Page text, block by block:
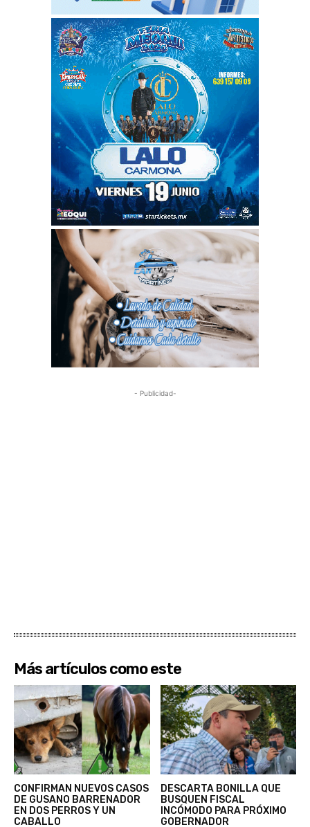
- Publicidad-
Más artículos como este
CONFIRMAN NUEVOS CASOS
DE GUSANO BARRENADOR
EN DOS PERROS Y UN
CABALLO
DESCARTA BONILLA QUE
BUSQUEN FISCAL
INCÓMODO PARA PRÓXIMO
GOBERNADOR